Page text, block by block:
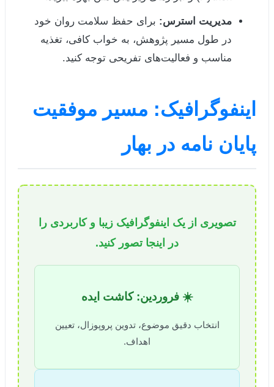
مدیریت استرس: برای حفظ سلامت روان خود
در طول مسیر پژوهش، به خواب کافی، تغذیه
مناسب و فعالیت‌های تفریحی توجه کنید.
اینفوگرافیک: مسیر موفقیت
پایان نامه در بهار
تصویری از یک اینفوگرافیک زیبا و کاربردی را
در اینجا تصور کنید.
☀️ فروردین: کاشت ایده
انتخاب دقیق موضوع، تدوین پروپوزال، تعیین
اهداف.